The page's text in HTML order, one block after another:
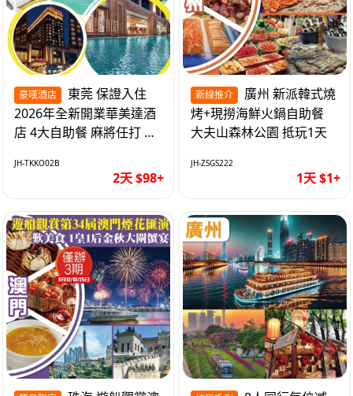
豪嘆酒店
2026年全新開業華美達酒
店 4大自助餐 麻將任打 抵
JH-TKKO02B
2天 $98+
新線推介
烤+現撈海鮮火鍋自助餐
大夫山森林公園 抵玩1天
JH-ZSGS222
1天 $1+